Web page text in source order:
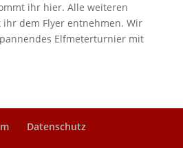
ihr hier. Alle weiteren
dem Flyer entnehmen. Wir
Elfmeterturnier mit
Datenschutz